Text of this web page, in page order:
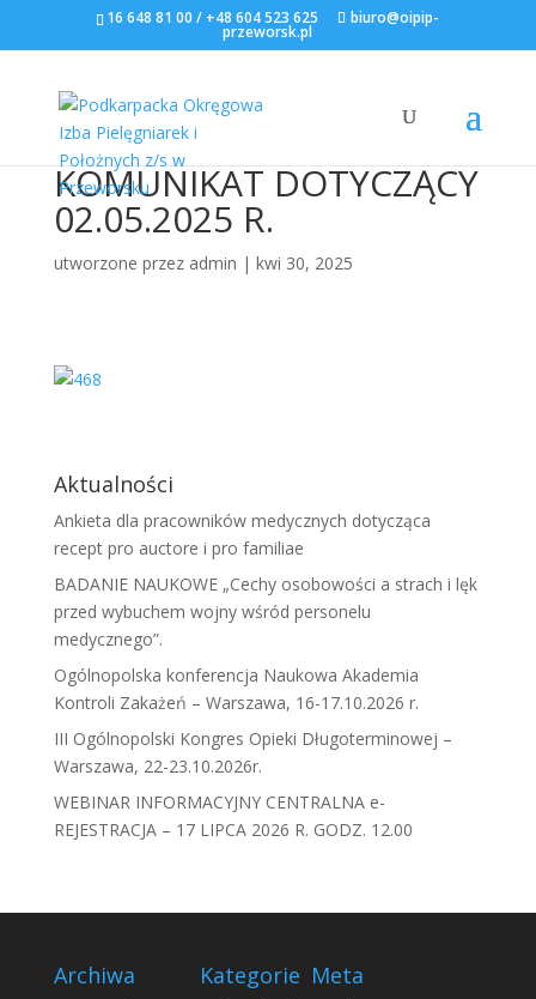
16 648 81 00 / +48 604 523 625 biuro@oipip-
przeworsk.pl
KOMUNIKAT DOTYCZĄCY
02.05.2025 R.
utworzone przez admin | kwi 30, 2025
Aktualności
Ankieta dla pracowników medycznych dotycząca
recept pro auctore i pro familiae
BADANIE NAUKOWE „Cechy osobowości a strach i lęk
przed wybuchem wojny wśród personelu
medycznego”.
Ogólnopolska konferencja Naukowa Akademia
Kontroli Zakażeń – Warszawa, 16-17.10.2026 r.
III Ogólnopolski Kongres Opieki Długoterminowej –
Warszawa, 22-23.10.2026r.
WEBINAR INFORMACYJNY CENTRALNA e-
REJESTRACJA – 17 LIPCA 2026 R. GODZ. 12.00
Archiwa Kategorie Meta